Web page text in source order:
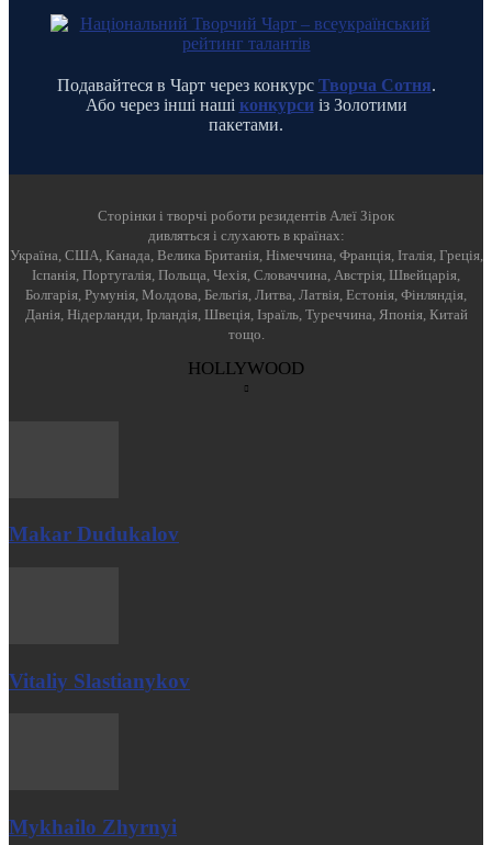
Подавайтеся в Чарт через конкурс Творча Сотня.
Або через інші наші конкурсиіз Золотими
пакетами.
Cторінки і творчі роботи резидентів Алеї Зірок
дивляться і слухають в країнах:
Україна, США, Канада, Велика Британія, Німеччина, Франція, Італія, Греція,
Іспанія, Португалія, Польща, Чехія, Словаччина, Австрія, Швейцарія,
Болгарія, Румунія, Молдова, Бельгія, Литва, Латвія, Естонія, Фінляндія,
Данія, Нідерланди, Ірландія, Швеція, Ізраїль, Туреччина, Японія, Китай
тощо.
HOLLYWOOD
Makar Dudukalov
Vitaliy Slastianykov
Mykhailo Zhyrnyi